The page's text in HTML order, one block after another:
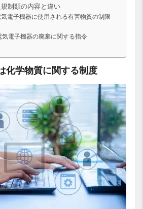
制類の内容と違い
電子機器に使用される有害物質の制限
気電子機器の廃棄に関する指令
化学物質に関する制度